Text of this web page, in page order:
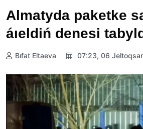
Almatyda paketke
áıeldiń denesi
Bıfat Eltaeva 07:23, 06